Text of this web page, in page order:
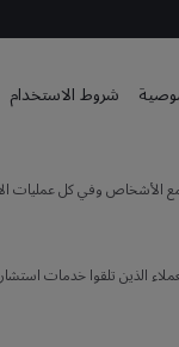
شروط الاستخدام
الأشخاص وفي كل عمليات
الذين تلقوا خدمات